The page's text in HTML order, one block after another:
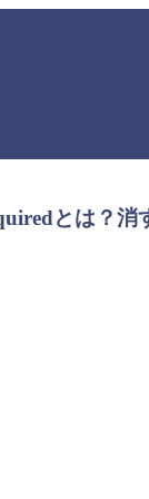
とは？消